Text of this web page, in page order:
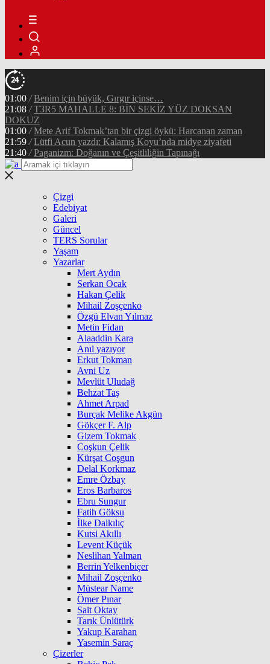
01:00 / Benim için büyük, Gırgır içinse…
21:08 / T3R5 MAHALLE 8: BİN SEKİZ YÜZ DOKSAN
DOKUZ
01:00 / Mete Arif Tokmak’tan bir çizgi öykü: Harcanan zaman
21:59 / Lütfi Acun yazdı: Kalamış Koyu’nda midye ziyafeti
21:40 / Paganizm: Doğanın ve Çeşitliliğin Tapınağı
Çizgi
Edebiyat
Galeri
Güncel
TERS Sorular
Yaşam
Yazarlar
Mert Aydın
Serkan Ocak
Hakan Çelik
Mihail Zoşçenko
Özgü Elvan Yılmaz
Metin Fidan
Alaaddin Kara
Anıl yazıyor
Erkut Tokman
Avni Uz
Mevlüt Uludağ
Behzat Taş
Ahmet Arpad
Burçak Melike Akgün
Gökçer F. Alp
Gizem Tokmak
Coşkun Çelik
Kürşat Coşgun
Delal Korkmaz
Emre Özbay
Eros Barbaros
Ebru Sungur
Fatih Göksu
İlke Dalkılıç
Kutsi Akıllı
Levent Küçük
Neslihan Yalman
Berrin Yelkenbiçer
Mihail Zoşçenko
Müstear Name
Ömer Pınar
Sait Oktay
Tarık Ünlütürk
Yakup Karahan
Yasemin Saraç
Çizerler